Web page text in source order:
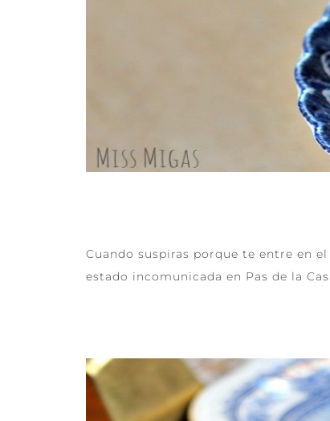
Cuando suspiras porque te entre en
estado incomunicada en Pas de la